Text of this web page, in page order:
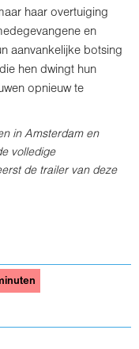
haar overtuiging
en
aanvankelijke botsing
hen dwingt hun
opnieuw te
in Amsterdam en
volledige
de trailer van deze